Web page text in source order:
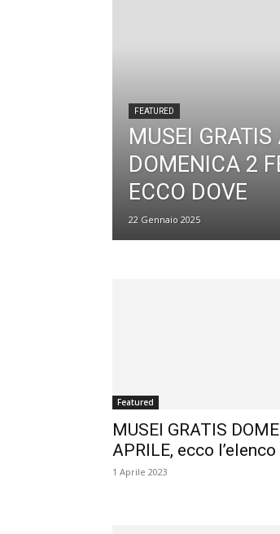
FEATURED
MUSEI
DOMENICA 2
ECCO DOVE
22 Gennaio 2025
Featured
MUSEI GRATIS
APRILE, ecco
1 Aprile 2023